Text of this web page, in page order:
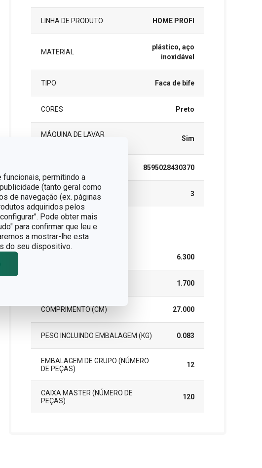
permitindo a
(tanto geral como
de navegação (ex. páginas
adquiridos pelos
Pode obter mais
para confirmar que leu e
a mostrar-lhe esta
do seu dispositivo.
LINHA DE PRODUTO HOME PROFI
MATERIAL
plástico, aço
inoxidável
TIPO Faca de bife
CORES Preto
MÁQUINA DE LAVAR
Sim
8595028430370
GARANTIA (EM ANOS) 3
Pacote
6.300
1.700
COMPRIMENTO (CM) 27.000
PESO INCLUINDO EMBALAGEM (KG) 0.083
EMBALAGEM DE GRUPO (NÚMERO
DE PEÇAS)
12
CAIXA MASTER (NÚMERO DE
PEÇAS)
120